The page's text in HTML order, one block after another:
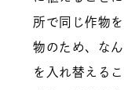
所で同じ作物
物のため、な
を入れ替えるこ